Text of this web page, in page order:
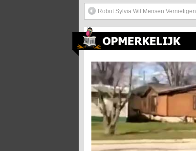
Robot Sylvia Wil Mensen Vernietigen